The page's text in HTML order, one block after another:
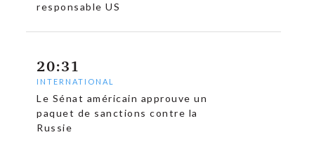
responsable US
20:31
INTERNATIONAL
Le Sénat américain approuve un
paquet de sanctions contre la
Russie